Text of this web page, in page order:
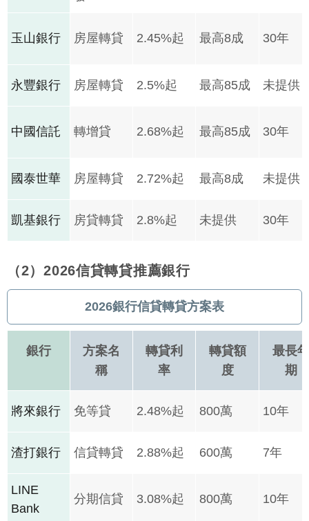
玉山銀行 房屋轉貸 2.45%起 最高8成 30年
永豐銀行 房屋轉貸 2.5%起 最高85成 未提供
中國信託 轉增貸 2.68%起 最高85成 30年
國泰世華 房屋轉貸 2.72%起 最高8成 未提供
凱基銀行 房貸轉貸 2.8%起 未提供 30年
（2）2026信貸轉貸推薦銀行
2026銀行信貸轉貸方案表
銀行
方案名
稱
轉貸利
率
轉貸額
度
最長年
期
將來銀行 免等貸 2.48%起 800萬 10年
渣打銀行 信貸轉貸 2.88%起 600萬 7年
LINE
Bank
分期信貸 3.08%起 800萬 10年